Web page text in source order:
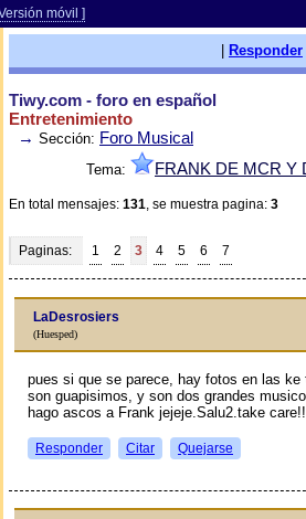
móvil ]
Responder
Tiwy.com - foro en español
Entretenimiento
→ Sección: Foro Musical
Tema: FRANK DE MCR Y
En total mensajes: 131, se muestra pagina: 3
Paginas: 1 2 3 4 5 6 7
LaDesrosiers
(Huesped)
pues si que se parece, hay fotos en las
son guapisimos, y son dos grandes
hago ascos a Frank jejeje.Salu2.take care!!
Responder Citar Quejarse